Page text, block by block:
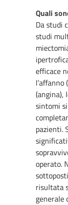
Quali
Da studi
studi
efficace
(angina),
sintomi
pazienti.
operato.
risultata
generale